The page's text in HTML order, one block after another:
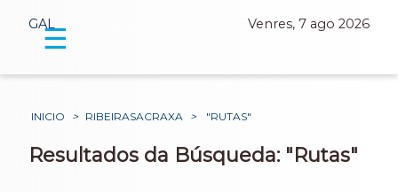
GAL Venres, 7 ago 2026
☰
INICIO > RIBEIRASACRAXA > "RUTAS"
Resultados da Búsqueda: "Rutas"